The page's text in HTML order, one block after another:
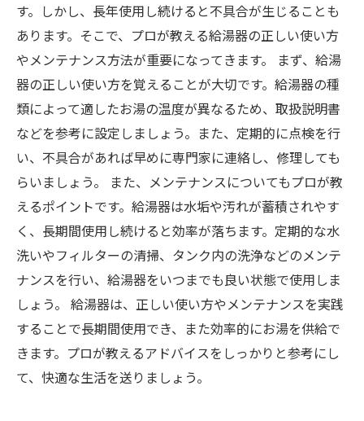
す。しかし、長年使用し続けると不具合が生じることも
あります。そこで、プロが教える給湯器の正しい使い方
やメンテナンス方法が重要になってきます。 まず、給湯
器の正しい使い方を覚えることが大切です。給湯器の種
類によって適したお湯の温度が異なるため、取扱説明書
などを参考に設定しましょう。また、定期的に点検を行
い、不具合があれば早めに専門家に連絡し、修理しても
らいましょう。 また、メンテナンスについてもプロが教
えるポイントです。給湯器は水垢や汚れが蓄積されやす
く、長期間使用し続けると効率が落ちます。定期的な水
洗いやフィルターの清掃、タンク内の洗浄などのメンテ
ナンスを行い、給湯器をいつまでも良い状態で使用しま
しょう。 給湯器は、正しい使い方やメンテナンスを実践
することで長期間使用でき、また効率的にお湯を供給で
きます。プロが教えるアドバイスをしっかりと参考にし
て、快適な生活を送りましょう。